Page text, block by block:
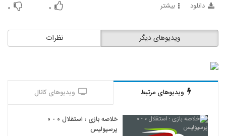
دانلود بیشتر ۰ ۰
نظرات ویدیوهای دیگر
ویدیوهای مرتبط ویدیوهای کانال
خلاصه بازی ؛ استقلال ۰ - ۰
پرسپولیس